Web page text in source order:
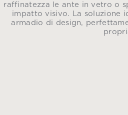
raffinatezza le ante in vetro o
impatto visivo. La soluzione
armadio di design,